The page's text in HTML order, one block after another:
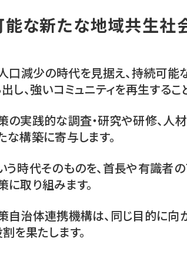
な新たな地域共生社
口減少の時代を見据え、持続可
し、強いコミュニティを再生するこ
実践的な調査・研究や研修、人
構築に寄与します。
時代そのものを、首長や有識者の
取り組みます。
治体連携機構は、同じ目的に向か
を果たします。